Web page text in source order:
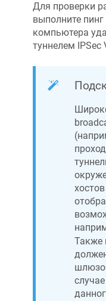
Для проверки
выполните пинг
компьютера
туннелем IPSec
Также